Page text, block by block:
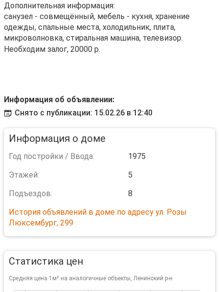
Дополнительная информация:
санузел - совмещённый, мебель - кухня, хранение
одежды, спальные места, холодильник, плита,
микроволновка, стиральная машина, телевизор.
Необходим залог, 20000 р.
Информация об объявлении:
Снято с публикации: 15.02.26 в 12:40
Информация о доме
Год постройки / Ввода:
1975
Этажей:
5
Подъездов:
8
История объявлений в доме по адресу ул. Розы
Люксембург, 299
Статистика цен
Средняя цена 1м² на аналогичные объекты, Ленинский р-н